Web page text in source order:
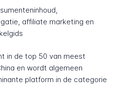
affiliate marketing en
in de top 50 van meest
en wordt algemeen
platform in de categorie